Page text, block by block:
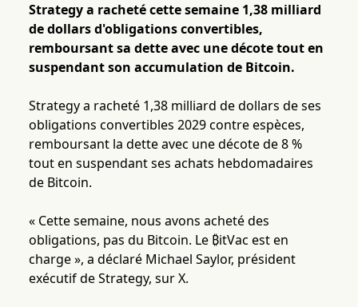
Strategy a racheté cette semaine 1,38 milliard
de dollars d'obligations convertibles,
remboursant sa dette avec une décote tout en
suspendant son accumulation de Bitcoin.
Strategy a racheté 1,38 milliard de dollars de ses
obligations convertibles 2029 contre espèces,
remboursant la dette avec une décote de 8 %
tout en suspendant ses achats hebdomadaires
de Bitcoin.
« Cette semaine, nous avons acheté des
obligations, pas du Bitcoin. Le ₿itVac est en
charge », a déclaré Michael Saylor, président
exécutif de Strategy, sur X.